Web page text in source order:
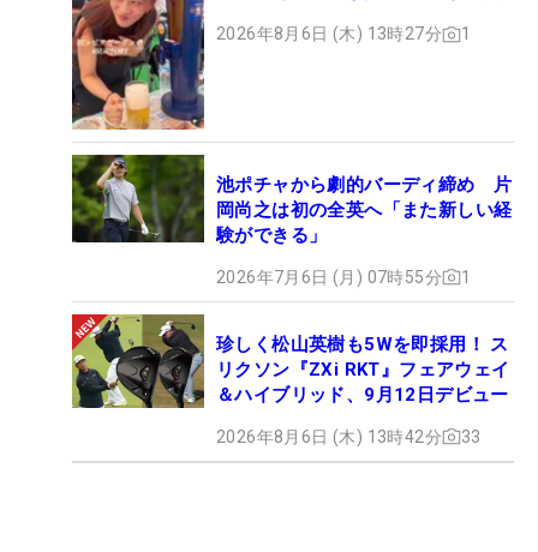
2026年8月6日 (木) 13時27分 1
池ポチャから劇的バーディ締め 片
岡尚之は初の全英へ「また新しい経
験ができる」
2026年7月6日 (月) 07時55分 1
珍しく松山英樹も5Wを即採用！ ス
リクソン『ZXi RKT』フェアウェイ
＆ハイブリッド、9月12日デビュー
2026年8月6日 (木) 13時42分 33